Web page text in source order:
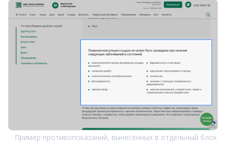
Пример противопоказаний, вынесенных в отдельный блок